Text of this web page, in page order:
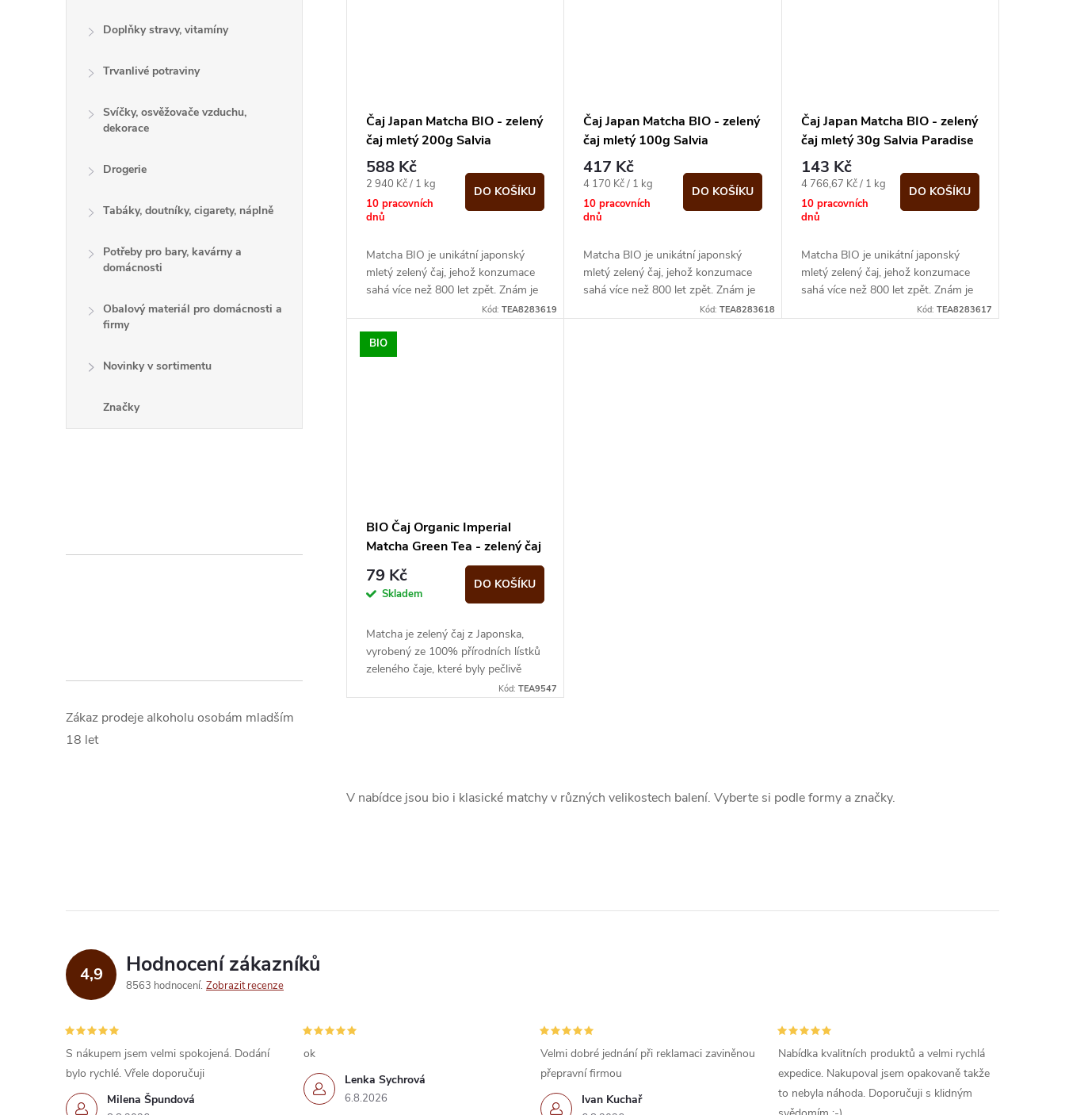
Doplňky stravy, vitamíny
Trvanlivé potraviny
Svíčky, osvěžovače vzduchu,
dekorace
Drogerie
Tabáky, doutníky, cigarety, náplně
Potřeby pro bary, kavárny a
domácnosti
Obalový materiál pro domácnosti a
firmy
Novinky v sortimentu
Značky
Zákaz prodeje alkoholu osobám mladším
18 let
Čaj Japan Matcha BIO - zelený
čaj mletý 200g Salvia
Paradise
588 Kč
Měrná
cena:
2 940 Kč / 1 kg
10 pracovních
dnů
DO KOŠÍKU
Matcha BIO je unikátní japonský
mletý zelený čaj, jehož konzumace
sahá více než 800 let zpět. Znám je
také pod názvem nefritová pěna.
Kód:TEA8283619
Čaj Japan Matcha BIO - zelený
čaj mletý 100g Salvia
Paradise
417 Kč
Měrná
cena:
4 170 Kč / 1 kg
10 pracovních
dnů
DO KOŠÍKU
Matcha BIO je unikátní japonský
mletý zelený čaj, jehož konzumace
sahá více než 800 let zpět. Znám je
také pod názvem nefritová pěna.
Kód: TEA8283618
Čaj Japan Matcha BIO - zelený
čaj mletý 30g Salvia Paradise
143 Kč
Měrná
cena:
4 766,67 Kč / 1 kg
10 pracovních
dnů
DO KOŠÍKU
Matcha BIO je unikátní japonský
mletý zelený čaj, jehož konzumace
sahá více než 800 let zpět. Znám je
také pod názvem nefritová pěna.
Kód: TEA8283617
BIO
BIO Čaj Organic Imperial
Matcha Green Tea - zelený čaj
s matchou 20 sáčků Heath
and Heath
79 Kč
Skladem
DO KOŠÍKU
Matcha je zelený čaj z Japonska,
vyrobený ze 100% přírodních lístků
zeleného čaje, které byly pečlivě
semleté do jemného prášku.Kód:TEA9547
v
a
r
v
k
V nabídce jsou bio i klasické matchy v různých velikostech balení. Vyberte si podle formy a značky.
4,9 Hodnocení zákazníků
8563 hodnocení Zobrazit recenze
Milena Špundová
S nákupem jsem velmi spokojená. Dodání
bylo rychlé. Vřele doporučuji
Lenka Sychrová
6.8.2026
ok
Ivan Kuchař
Velmi dobré jednání při reklamaci zaviněnou
přepravní firmou
Nabídka kvalitních produktů a velmi rychlá
expedice. Nakupoval jsem opakovaně takže
to nebyla náhoda. Doporučuji s klidným